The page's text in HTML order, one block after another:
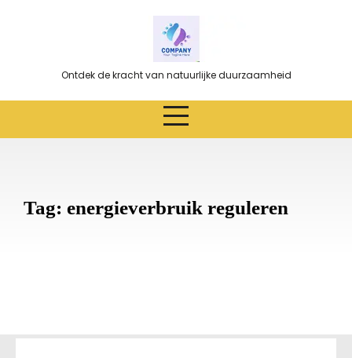
Ontdek de kracht van natuurlijke duurzaamheid
Tag: energieverbruik reguleren